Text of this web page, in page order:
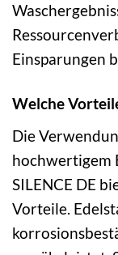
Einsparungen
Welche
Die
hochwertigem
SILENCE DE
Vorteile.